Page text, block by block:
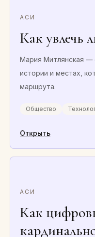
АСИ
Как увлечь
Мария Митлянская —
истории и местах,
маршрута.
Общество
Открыть
АСИ
Как